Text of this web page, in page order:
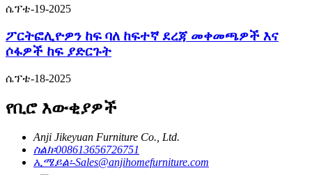
ሴፕቴ-19-2025
ፖርትፎሊዮዎን ከፍ ባለ ከፍተኛ ደረጃ መቀመጫዎች እና
ሶፋዎች ከፍ ያድርጉት
ሴፕቴ-18-2025
የቢሮ እውቂያዎች
Anji Jikeyuan Furniture Co., Ltd.
ስልክ፡008613656726751
ኢሜይል፡-Sales@anjihomefurniture.com